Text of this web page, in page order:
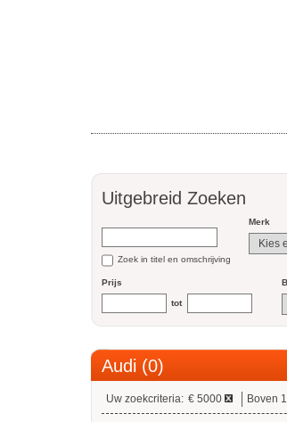
Uitgebreid Zoeken
Zoek in titel en omschrijving
Merk
Prijs
tot
Audi (0)
Uw zoekcriteria: € 5000 Boven